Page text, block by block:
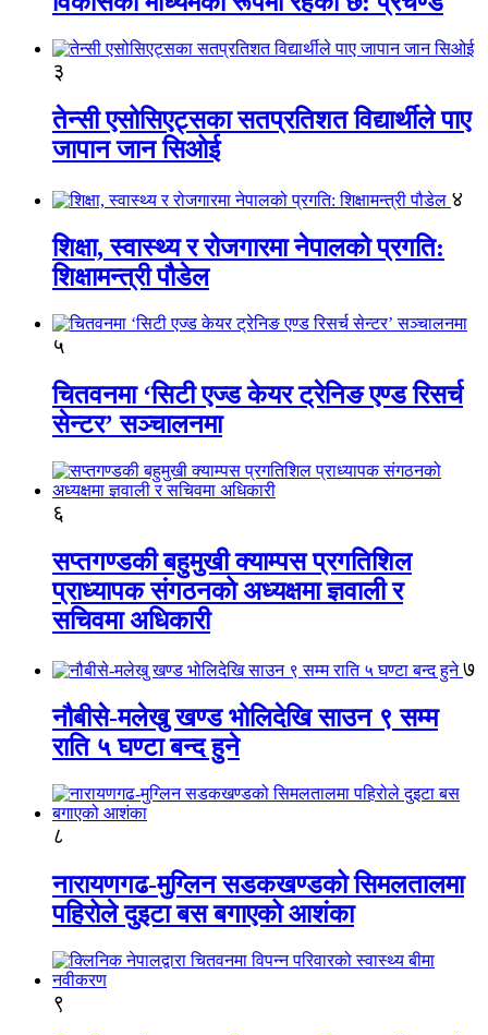
३
तेन्सी एसोसिएट्सका सतप्रतिशत विद्यार्थीले पाए
जापान जान सिओई
४
शिक्षा, स्वास्थ्य र रोजगारमा नेपालको प्रगति:
शिक्षामन्त्री पौडेल
५
चितवनमा ‘सिटी एज्ड केयर ट्रेनिङ एण्ड रिसर्च
सेन्टर’ सञ्चालनमा
६
सप्तगण्डकी बहुमुखी क्याम्पस प्रगतिशिल
प्राध्यापक संगठनको अध्यक्षमा ज्ञवाली र
सचिवमा अधिकारी
७
नौबीसे-मलेखु खण्ड भोलिदेखि साउन ९ सम्म
राति ५ घण्टा बन्द हुने
८
नारायणगढ-मुग्लिन सडकखण्डको सिमलतालमा
पहिरोले दुइटा बस बगाएको आशंका
९